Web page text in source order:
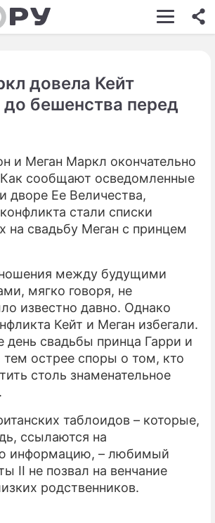
ШОУ-БИЗНЕС
КИНО
НЕДВИЖИМОСТЬ
ЭКОНОМИКА
ПРОИСШЕСТВИЯ
СОННИК
СЕРИАЛЫ
ИГРЫ
ПРЕСС-РЕЛИЗЫ
О ПРОЕКТЕ
довела Кейт
бешенства перед
и Меган Маркл окончательно
Как сообщают осведомленные
дворе Ее Величества,
стали списки
на свадьбу Меган с принцем
между будущими
мягко говоря, не
известно давно. Однако
Кейт и Меган избегали.
свадьбы принца Гарри и
острее споры о том, кто
столь знаменательное
таблоидов – которые,
ссылаются на
информацию, – любимый
II не позвал на венчание
родственников.